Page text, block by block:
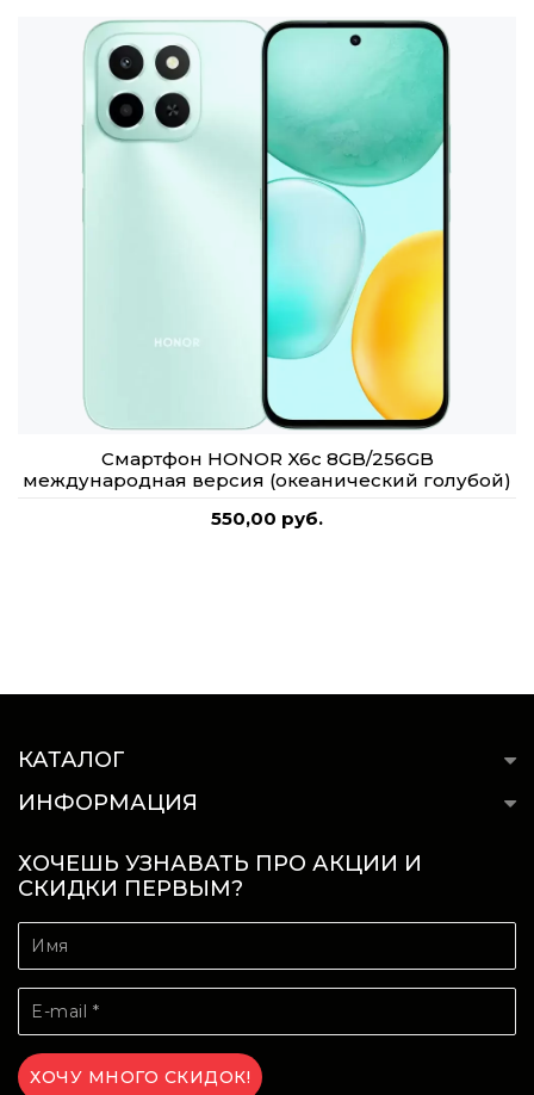
Смартфон HONOR X6c 8GB/256GB
международная версия (океанический голубой)
550,00 руб.
КАТАЛОГ
ИНФОРМАЦИЯ
ХОЧЕШЬ УЗНАВАТЬ ПРО АКЦИИ И
СКИДКИ ПЕРВЫМ?